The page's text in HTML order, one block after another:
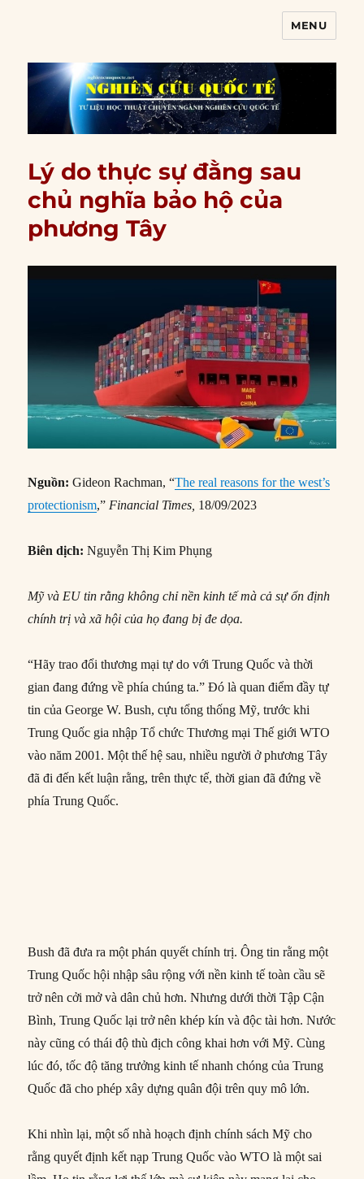
MENU
Lý do thực sự đằng sau
chủ nghĩa bảo hộ của
phương Tây
Nguồn: Gideon Rachman, “The real reasons for the west’s
protectionism,”Financial Times, 18/09/2023
Biên dịch: Nguyễn Thị Kim Phụng
Mỹ và EU tin rằng không chỉ nền kinh tế mà cả sự ổn định
chính trị và xã hội của họ đang bị đe dọa.
“Hãy trao đổi thương mại tự do với Trung Quốc và thời
gian đang đứng về phía chúng ta.” Đó là quan điểm đầy tự
tin của George W. Bush, cựu tổng thống Mỹ, trước khi
Trung Quốc gia nhập Tổ chức Thương mại Thế giới WTO
vào năm 2001. Một thế hệ sau, nhiều người ở phương Tây
đã đi đến kết luận rằng, trên thực tế, thời gian đã đứng về
phía Trung Quốc.
Bush đã đưa ra một phán quyết chính trị. Ông tin rằng một
Trung Quốc hội nhập sâu rộng với nền kinh tế toàn cầu sẽ
trở nên cởi mở và dân chủ hơn. Nhưng dưới thời Tập Cận
Bình, Trung Quốc lại trở nên khép kín và độc tài hơn. Nước
này cũng có thái độ thù địch công khai hơn với Mỹ. Cùng
lúc đó, tốc độ tăng trưởng kinh tế nhanh chóng của Trung
Quốc đã cho phép xây dựng quân đội trên quy mô lớn.
Khi nhìn lại, một số nhà hoạch định chính sách Mỹ cho
rằng quyết định kết nạp Trung Quốc vào WTO là một sai